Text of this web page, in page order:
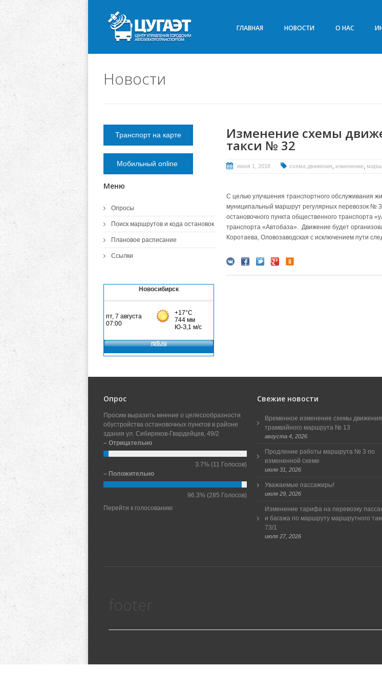
ГЛАВНАЯ НОВОСТИ О НАС
Новости
Изменение схемы
такси № 32
июня 1, 2018 схема движения, изменение,
С целью улучшения транспортного обслуживания
муниципальный маршрут регулярных перевозок №
остановочного пункта общественного транспорта
транспорта «Автобаза». Движение будет
Коротаева, Оловозаводская с исключением пути
Транспорт на карте
Мобильный online
Меню
Опросы
Поиск маршрутов и кода остановок
Плановое расписание
Ссылки
Новосибирск
Опрос
Просим выразить мнение о целесообразности
обустройства остановочных пунктов в районе
здания ул. Сибиряков-Гвардейцев, 49/2
– Отрицательно
3.7% (11 Голосов)
– Положительно
96.3% (285 Голосов)
Перейти к голосованию
Свежие новости
Временное изменение схемы движения
трамвайного маршрута № 13
августа 4, 2026
Продление работы маршрута № 3 по
измененной схеме
июля 31, 2026
Уважаемые пассажиры!
июля 29, 2026
Изменение тарифа на перевозку
и багажа по маршруту маршрутного
73/1
июля 27, 2026
footer